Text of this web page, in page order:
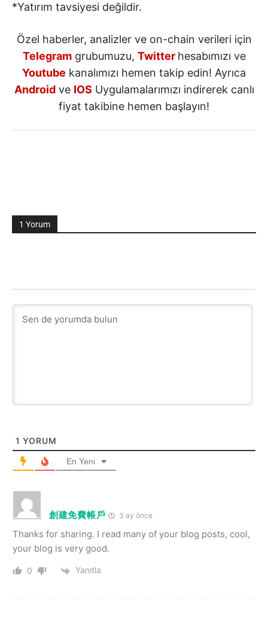
*Yatırım tavsiyesi değildir.
Özel haberler, analizler ve on-chain verileri için
Telegramgrubumuzu, Twitter hesabımızı ve
Youtube kanalımızı hemen takip edin! Ayrıca
Androidve IOS Uygulamalarımızı indirerek canlı
fiyat takibine hemen başlayın!
1 Yorum
1 YORUM
En Yeni
創建免費帳戶 3 ay önce
Thanks for sharing. I read many of your blog posts, cool,
your blog is very good.
0 Yanıtla